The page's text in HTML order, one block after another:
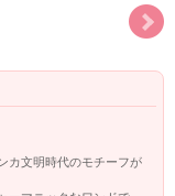
カ文明時代のモチーフが